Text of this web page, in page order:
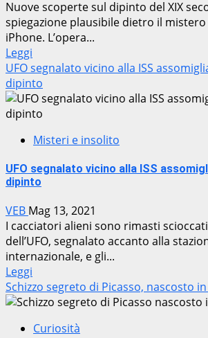
Nuove scoperte sul dipinto del XIX
spiegazione plausibile dietro il mistero
iPhone. L’opera...
Leggi
UFO segnalato vicino alla ISS
dipinto
Misteri e insolito
UFO segnalato vicino alla ISS
dipinto
VEB Mag 13, 2021
I cacciatori alieni sono rimasti
dell’UFO, segnalato accanto alla
internazionale, e gli...
Leggi
Schizzo segreto di Picasso, nascosto
Curiosità